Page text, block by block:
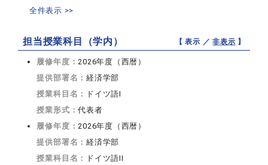
全件表示 >>
担当授業科目（学内） 【 表示 ／非表示 】
履修年度：2026年度（西暦）
提供部署名：経済学部
授業科目名：
ドイツ語I
授業形式：代表者
履修年度：2026年度（西暦）
提供部署名：経済学部
授業科目名：
ドイツ語II